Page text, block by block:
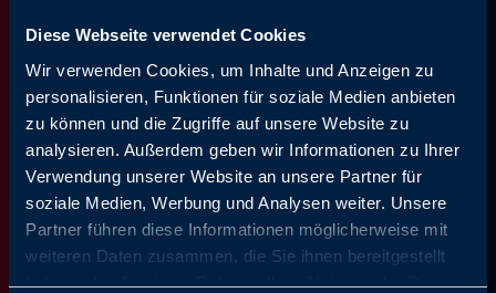
Diese Webseite verwendet Cookies
Wir verwenden Cookies, um Inhalte und Anzeigen zu
personalisieren, Funktionen für soziale Medien anbieten
zu können und die Zugriffe auf unsere Website zu
analysieren. Außerdem geben wir Informationen zu Ihrer
Verwendung unserer Website an unsere Partner für
soziale Medien, Werbung und Analysen weiter. Unsere
Partner führen diese Informationen möglicherweise mit
weiteren Daten zusammen, die Sie ihnen bereitgestellt
haben oder die sie im Rahmen Ihrer Nutzung der Dienste
Come possiamo
aiutarvi?
AVS Römer GmbH & Co. KG
Reismühle 3
94481 Grafenau
Tel.:+49 8552 4076 0
e-mail: info@avs-roemer.de